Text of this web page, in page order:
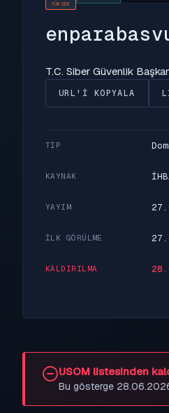
YÜKSEK
T.C. Siber Güvenlik
URL'I KOPYALA
TIP
KAYNAK
YAYIM
İLK GÖRÜLME
KALDIRILMA
USOM listesinden
Bu gösterge 28.06.2026